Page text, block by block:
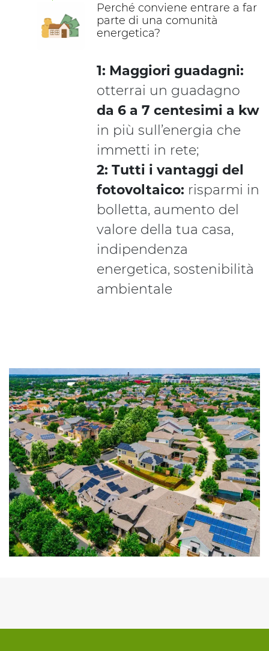
Perché conviene entrare a far
parte di una comunità
energetica?
1: Maggiori guadagni:
otterrai un guadagno
da 6 a 7 centesimi a kw
in più sull’energia che
immetti in rete;
2: Tutti i vantaggi del
fotovoltaico: risparmi in
bolletta, aumento del
valore della tua casa,
indipendenza
energetica, sostenibilità
ambientale